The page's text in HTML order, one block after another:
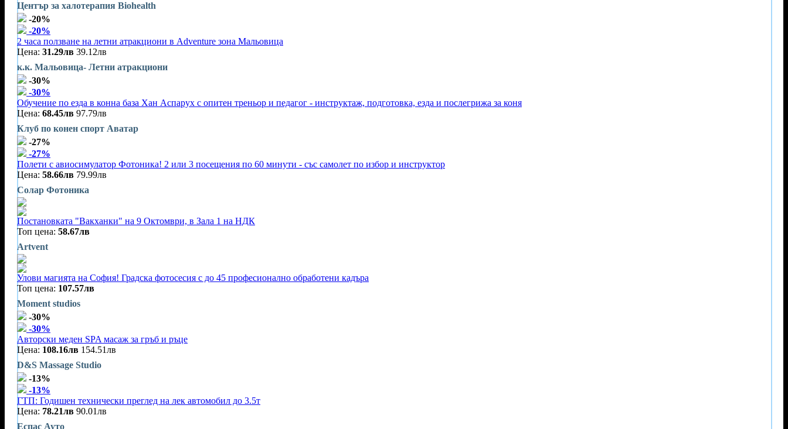
Център за халотерапия Biohealth
-20%
-20%
2 часа ползване на летни атракциони в Adventure зона Мальовица
Цена: 31.29лв 39.12лв
к.к. Мальовица- Летни атракциони
-30%
-30%
Обучение по езда в конна база Хан Аспарух с опитен треньор и педагог - инструктаж, подготовка, езда и послегрижа за коня
Цена: 68.45лв 97.79лв
Клуб по конен спорт Аватар
-27%
-27%
Полети с авиосимулатор Фотоника! 2 или 3 посещения по 60 минути - със самолет по избор и инструктор
Цена: 58.66лв 79.99лв
Солар Фотоника
Постановката "Вакханки" на 9 Октомври, в Зала 1 на НДК
Топ цена: 58.67лв
Artvent
Улови магията на София! Градска фотосесия с до 45 професионално обработени кадъра
Топ цена: 107.57лв
Moment studios
-30%
-30%
Авторски меден SPA масаж за гръб и ръце
Цена: 108.16лв 154.51лв
D&S Massage Studio
-13%
-13%
ГТП: Годишен технически преглед на лек автомобил до 3.5т
Цена: 78.21лв 90.01лв
Еспас Ауто